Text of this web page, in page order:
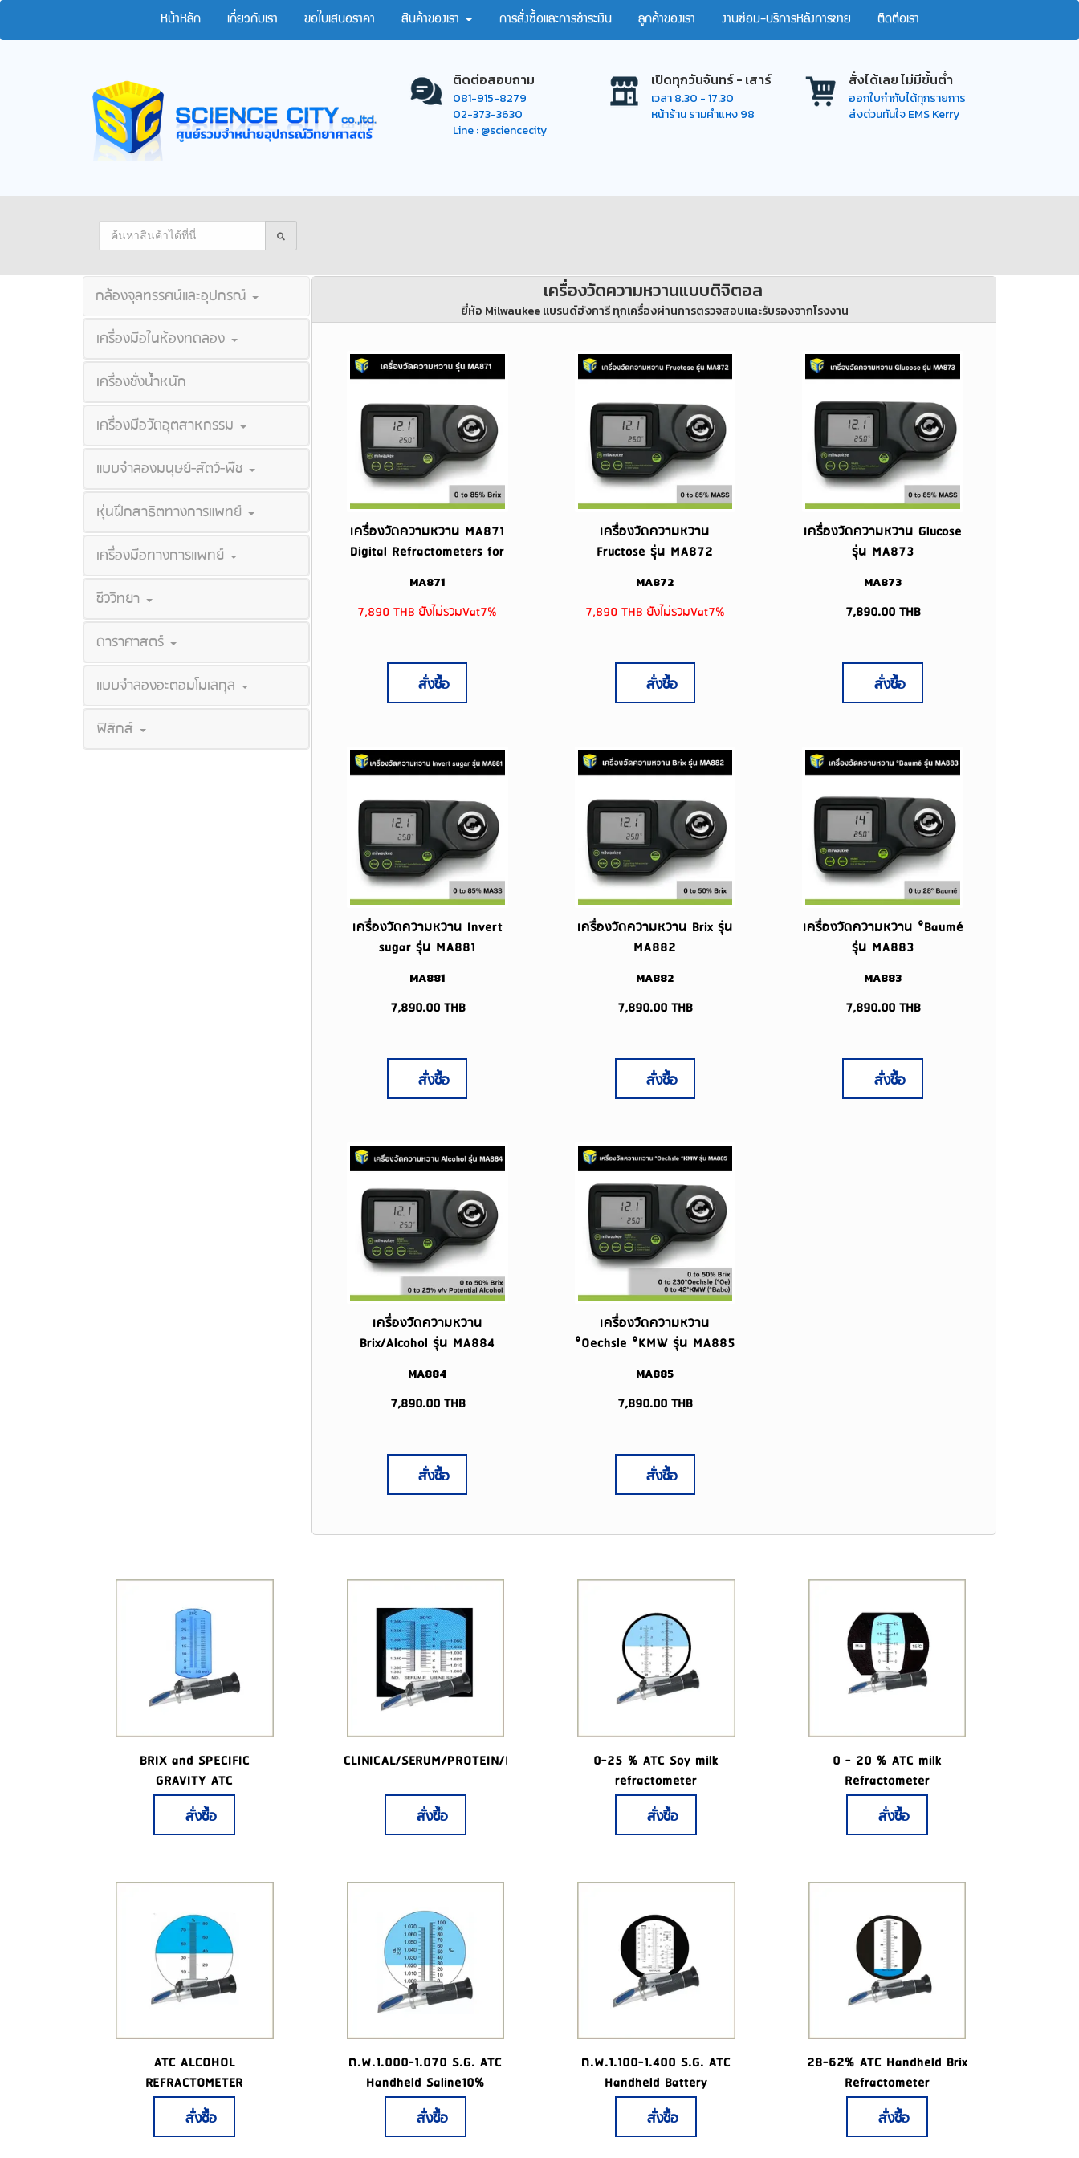
หน้าหลัก เกี่ยวกับเรา ขอใบเสนอราคา สินค้าของเรา การสั่งซื้อและการชำระเงิน ลูกค้าของเรา งานซ่อม-บริการหลังการขาย ติดต่อเรา
ติดต่อสอบถาม
081-915-8279
02-373-3630
Line : @sciencecity
เปิดทุกวันจันทร์ - เสาร์
เวลา 8.30 - 17.30
หน้าร้าน รามคำแหง 98
สั่งได้เลย ไม่มีขั้นต่ำ
ออกใบกำกับได้ทุกรายการ
ส่งด่วนทันใจ EMS Kerry
กล้องจุลทรรศน์และอุปกรณ์
เครื่องมือในห้องทดลอง
เครื่องชั่งน้ำหนัก
เครื่องมือวัดอุตสาหกรรม
แบบจำลองมนุษย์-สัตว์-พืช
หุ่นฝึกสาธิตทางการแพทย์
เครื่องมือทางการแพทย์
ชีววิทยา
ดาราศาสตร์
แบบจำลองอะตอมโมเลกุล
ฟิสิกส์
เครื่องวัดความหวานแบบดิจิตอล
ยี่ห้อ Milwaukee แบรนด์ฮังการี ทุกเครื่องผ่านการตรวจสอบและรับรองจากโรงงาน
เครื่องวัดความหวาน MA871
Digital Refractometers for
MA871
7,890 THB ยังไม่รวมVat7%
สั่งซื้อ
เครื่องวัดความหวาน
Fructose รุ่น MA872
MA872
7,890 THB ยังไม่รวมVat7%
สั่งซื้อ
เครื่องวัดความหวาน Glucose
รุ่น MA873
MA873
7,890.00THB
สั่งซื้อ
เครื่องวัดความหวาน Invert
sugar รุ่น MA881
MA881
7,890.00THB
สั่งซื้อ
เครื่องวัดความหวาน Brix รุ่น
MA882
MA882
7,890.00 THB
สั่งซื้อ
เครื่องวัดความหวาน °Baumé
รุ่น MA883
MA883
7,890.00THB
สั่งซื้อ
เครื่องวัดความหวาน
Brix/Alcohol รุ่น MA884
MA884
7,890.00THB
สั่งซื้อ
เครื่องวัดความหวาน
°Oechsle °KMW รุ่น MA885
MA885
7,890.00 THB
สั่งซื้อ
BRIX and SPECIFIC
GRAVITY ATC
REFRACTOMETER
สั่งซื้อ
CLINICAL/SERUM/PROTEIN/REFRACTIVE
สั่งซื้อ
0-25 % ATC Soy milk
refractometer
สั่งซื้อ
0 - 20 % ATC milk
Refractometer
สั่งซื้อ
ATC ALCOHOL
REFRACTOMETER
สั่งซื้อ
ถ.พ.1.000-1.070 S.G. ATC
Handheld Saline10%
สั่งซื้อ
ถ.พ.1.100-1.400 S.G. ATC
Handheld Battery
สั่งซื้อ
28-62% ATC Handheld Brix
Refractometer
สั่งซื้อ